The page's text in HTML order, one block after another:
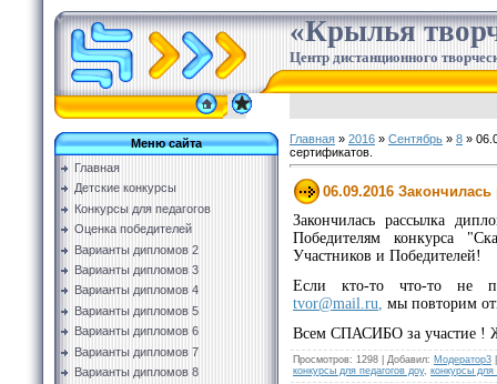
«Крылья
Центр дистанционного
Меню сайта
Главная
Детские конкурсы
Конкурсы для педагогов
Оценка победителей
Варианты дипломов 2
Варианты дипломов 3
Варианты дипломов 4
Варианты дипломов 5
Варианты дипломов 6
Варианты дипломов 7
Варианты дипломов 8
Главная » 2016 » Сентябрь » 8 »
сертификатов.
06.09.2016
Закончилась рассылка
Победителям конкурса
Участников и Победителей!
Если кто-то что-то не
tvor@mail.ru мы повторим
Всем СПАСИБО за участие !
Просмотров: 1298 Добавил: Модератор3
конкурсы для педагогов доу, конкурсы